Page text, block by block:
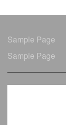
Sample Page
Sample Page